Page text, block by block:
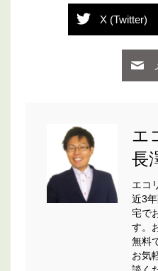
X (Twitter)
エ
長
エコ
近3
宅で
す。
無料
お気